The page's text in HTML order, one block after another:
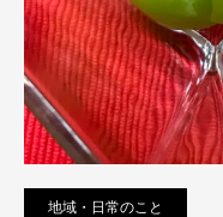
地域・日常のこと